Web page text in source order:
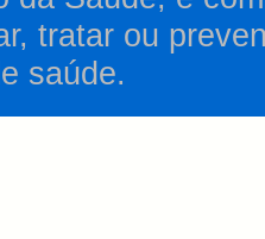
tratar ou
saúde.